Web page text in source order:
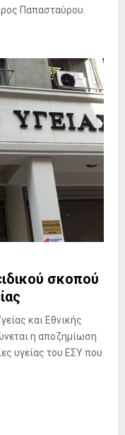
Παπασταύρου.
σκοπού
και Εθνικής
η αποζημίωση
υγείας του ΕΣΥ που